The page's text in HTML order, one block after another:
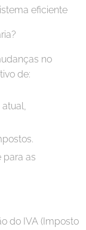
eficiente
no
de:
para as
do IVA (Imposto